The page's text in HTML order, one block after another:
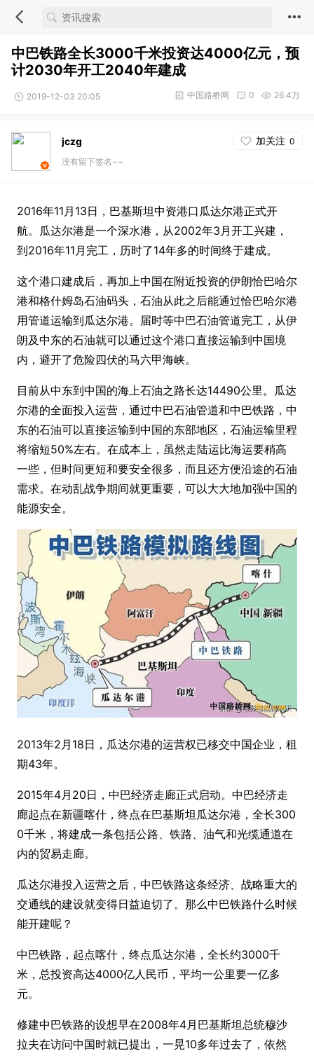
中巴铁路全长3000千米投资达4000亿元，预
计2030年开工2040年建成
2019-12-03 20:05 26.4万
0
中国路桥网
jczg 加关注 0
没有留下签名~~
2016年11月13日，巴基斯坦中资港口瓜达尔港正式开
航。瓜达尔港是一个深水港，从2002年3月开工兴建，
到2016年11月完工，历时了14年多的时间终于建成。
这个港口建成后，再加上中国在附近投资的伊朗恰巴哈尔
港和格什姆岛石油码头，石油从此之后能通过恰巴哈尔港
用管道运输到瓜达尔港。届时等中巴石油管道完工，从伊
朗及中东的石油就可以通过这个港口直接运输到中国境
内，避开了危险四伏的马六甲海峡。
目前从中东到中国的海上石油之路长达14490公里。瓜达
尔港的全面投入运营，通过中巴石油管道和中巴铁路，中
东的石油可以直接运输到中国的东部地区，石油运输里程
将缩短50%左右。在成本上，虽然走陆运比海运要稍高
一些，但时间更短和要安全很多，而且还方便沿途的石油
需求。在动乱战争期间就更重要，可以大大地加强中国的
能源安全。
2013年2月18日，瓜达尔港的运营权已移交中国企业，租
期43年。
2015年4月20日，中巴经济走廊正式启动。中巴经济走
廊起点在新疆喀什，终点在巴基斯坦瓜达尔港，全长300
0千米，将建成一条包括公路、铁路、油气和光缆通道在
内的贸易走廊。
瓜达尔港投入运营之后，中巴铁路这条经济、战略重大的
交通线的建设就变得日益迫切了。那么中巴铁路什么时候
能开建呢？
中巴铁路，起点喀什，终点瓜达尔港，全长约3000千
米，总投资高达4000亿人民币，平均一公里要一亿多
元。
修建中巴铁路的设想早在2008年4月巴基斯坦总统穆沙
拉夫在访问中国时就已提出，一晃10多年过去了，依然